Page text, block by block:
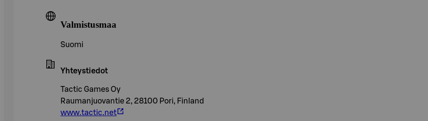
Valmistusmaa
Suomi
Yhteystiedot
Tactic Games Oy
Raumanjuovantie 2, 28100 Pori, Finland
www.tactic.net